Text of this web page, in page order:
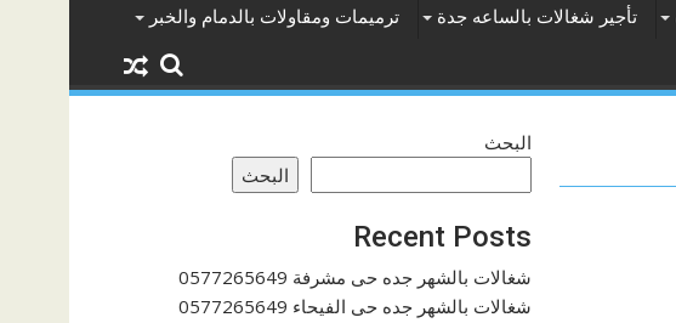
تأجير شغالات بالساعه جدة ترميمات ومقاولات بالدمام والخبر
البحث
البحث
Recent Posts
شغالات بالشهر جده حى مشرفة 0577265649
شغالات بالشهر جده حى الفيحاء 0577265649